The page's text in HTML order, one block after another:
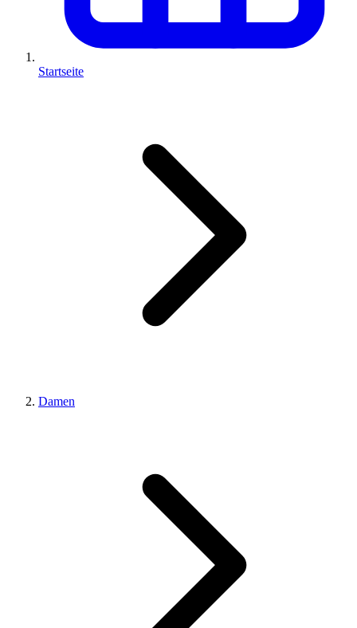
Startseite
Damen